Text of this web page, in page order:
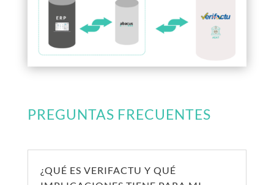
PREGUNTAS FRECUENTES
¿QUÉ ES VERIFACTU Y QUÉ